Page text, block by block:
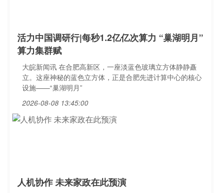
活力中国调研行|每秒1.2亿亿次算力 “巢湖明月”
算力集群赋
大皖新闻讯 在合肥高新区，一座淡蓝色玻璃立方体静静矗
立。这座神秘的蓝色立方体，正是合肥先进计算中心的核心
设施——“巢湖明月”
2026-08-08 13:45:00
人机协作 未来家政在此预演